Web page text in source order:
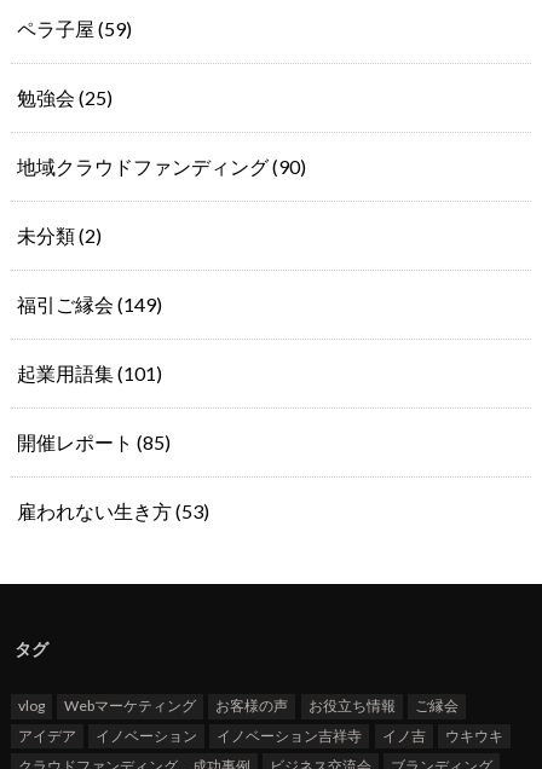
ペラ子屋 (59)
勉強会 (25)
地域クラウドファンディング(90)
未分類(2)
福引ご縁会 (149)
起業用語集(101)
開催レポート (85)
雇われない生き方(53)
タグ
vlog Webマーケティング お客様の声 お役立ち情報
ご縁会
アイデア
イノベーション イノベーション吉祥寺 イノ吉
ウキウキ